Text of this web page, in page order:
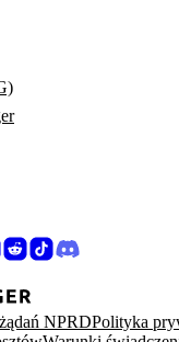
NPRDPolityka